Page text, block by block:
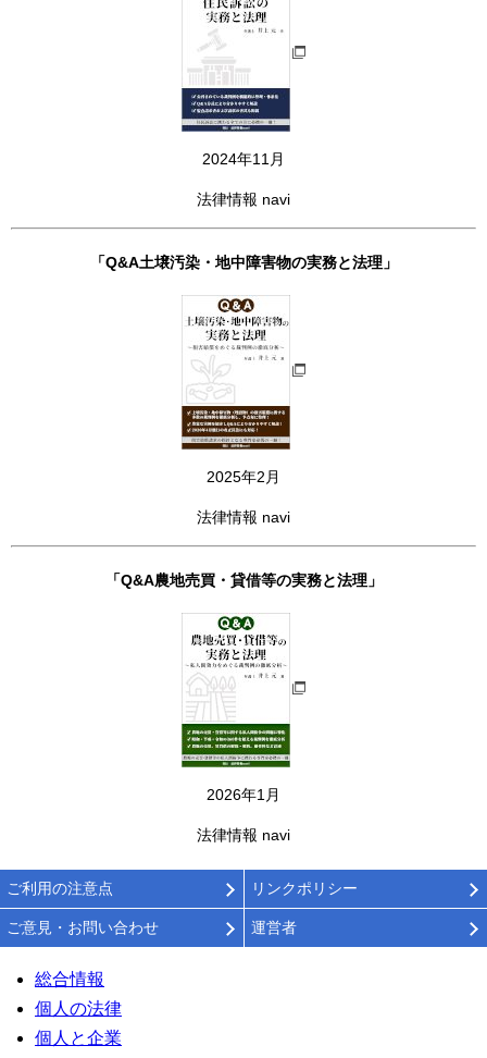
2024年11月
法律情報 navi
「Q&A土壌汚染・地中障害物の実務と法理」
2025年2月
法律情報 navi
「Q&A農地売買・貸借等の実務と法理」
2026年1月
法律情報 navi
ご利用の注意点 リンクポリシー
ご意見・お問い合わせ 運営者
総合情報
個人の法律
個人と企業